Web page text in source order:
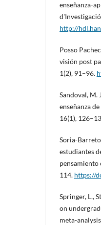
enseñanza-
http://
Posso
visión post
1(2), 91–96.
Sandoval, M.
enseñanza
16(1),
Soria-
estudiantes
114. https://
Springer, L.,
on
meta-